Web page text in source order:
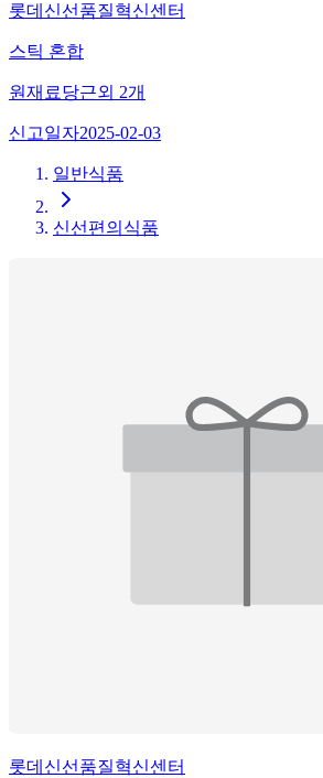
롯데신선품질혁신센터
스틱 혼합
원재료당근외 2개
신고일자2025-02-03
일반식품
신선편의식품
롯데신선품질혁신센터